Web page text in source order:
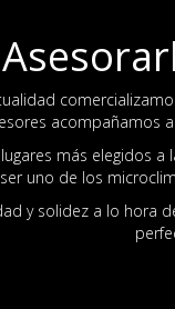
más elegidos
uno de los
y solidez a lo